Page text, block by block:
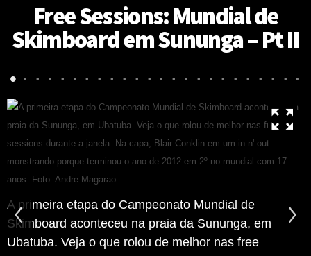
Free Sessions: Mundial de
Skimboard em Sununga – Pt II
• • • • • • • • • • • • • • • • • • • • • • • •
A primeira etapa do Campeonato Mundial de
Skimboard aconteceu na praia da Sununga, em
Ubatuba. Veja o que rolou de melhor nas free